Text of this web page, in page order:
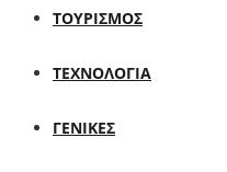
ΤΟΥΡΙΣΜΟΣ
ΤΕΧΝΟΛΟΓΙΑ
ΓΕΝΙΚΕΣ